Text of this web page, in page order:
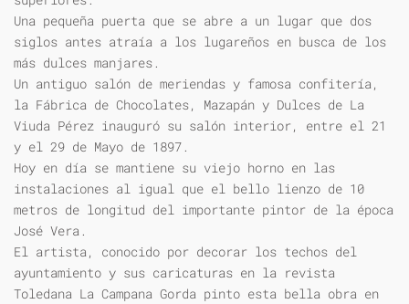
Una pequeña puerta que se abre a un lugar que dos
siglos antes atraía a los lugareños en busca de los
más dulces manjares.
Un antiguo salón de meriendas y famosa confitería,
la Fábrica de Chocolates, Mazapán y Dulces de La
Viuda Pérez inauguró su salón interior, entre el 21
y el 29 de Mayo de 1897.
Hoy en día se mantiene su viejo horno en las
instalaciones al igual que el bello lienzo de 10
metros de longitud del importante pintor de la época
José Vera.
El artista, conocido por decorar los techos del
ayuntamiento y sus caricaturas en la revista
Toledana La Campana Gorda pinto esta bella obra en